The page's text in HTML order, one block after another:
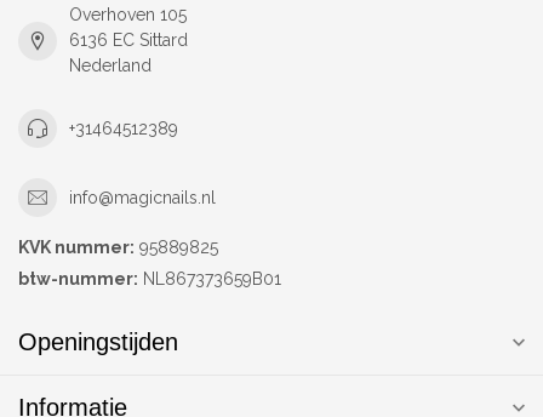
Overhoven 105
6136 EC Sittard
Nederland
+31464512389
info@magicnails.nl
KVK nummer: 95889825
btw-nummer: NL867373659B01
Openingstijden
Informatie